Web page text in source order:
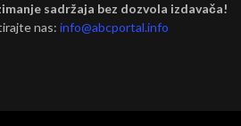
sadržaja bez dozvola izdavača!
nas:info@abcportal.info